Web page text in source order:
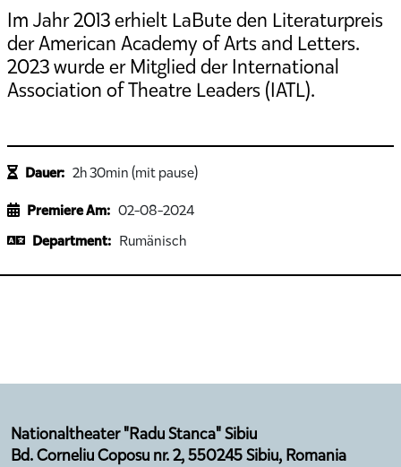
Im Jahr 2013 erhielt LaBute den Literaturpreis
der American Academy of Arts and Letters.
2023 wurde er Mitglied der International
Association of Theatre Leaders (IATL).
Dauer: 2h 30min (mit pause)
Premiere Am: 02-08-2024
Department: Rumänisch
Nationaltheater "Radu Stanca" Sibiu
Bd. Corneliu Coposu nr. 2, 550245 Sibiu, Romania